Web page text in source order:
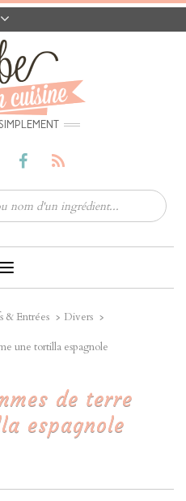
PROMO
Toggle
Navigation
& Entrées
Divers
une tortilla espagnole
de terre
espagnole